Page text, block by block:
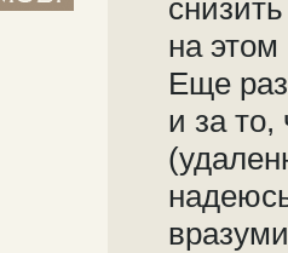
на этом
Еще
и за